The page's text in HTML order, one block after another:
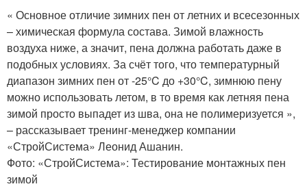
« Основное отличие зимних пен от летних и всесезонных
– химическая формула состава. Зимой влажность
воздуха ниже, а значит, пена должна работать даже в
подобных условиях. За счёт того, что температурный
диапазон зимних пен от -25°C до +30°C, зимнюю пену
можно использовать летом, в то время как летняя пена
зимой просто выпадет из шва, она не полимеризуется »,
– рассказывает тренинг-менеджер компании
«СтройСистема» Леонид Ашанин.
Фото: «СтройСистема»: Тестирование монтажных пен
зимой